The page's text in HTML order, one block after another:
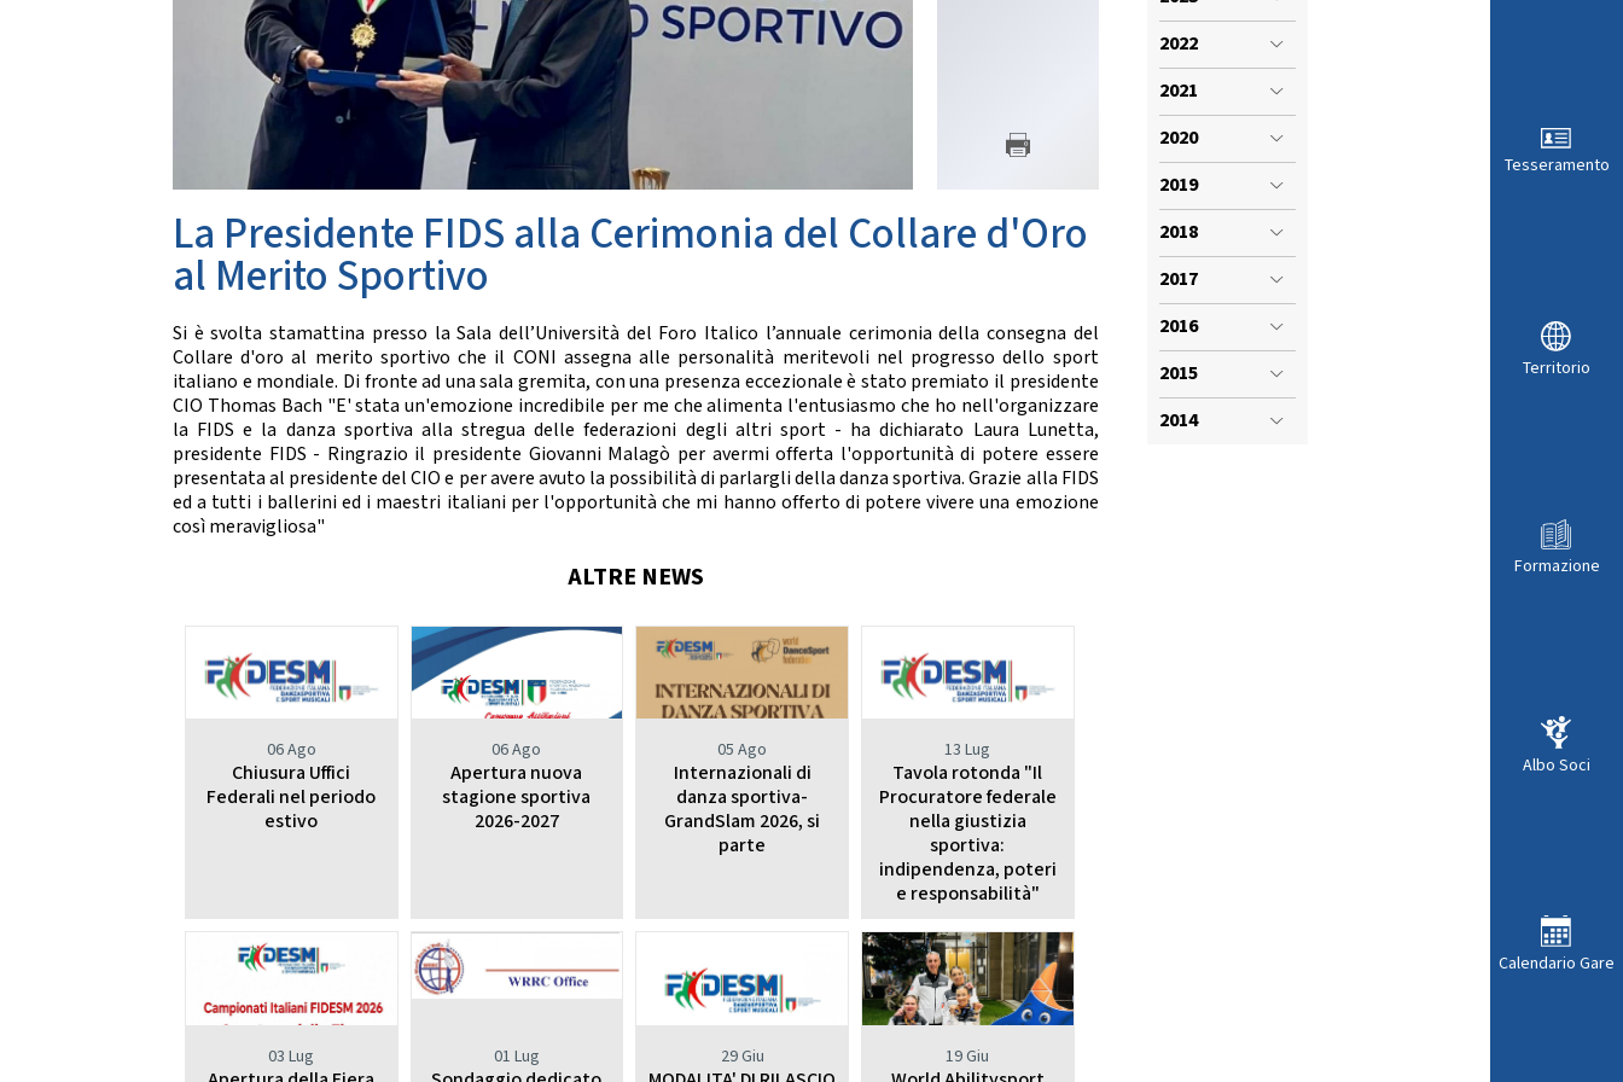
Tesseramento
Territorio
Formazione
Albo Soci
Calendario Gare
CARTE FEDERALI E REGOLAMENTI
Documenti Federali
Regolamento dell'attività sportiva
TRASPARENZA
Bandi di Gara
Bilanci
Riproduzione musicale Siae-Scf
Finanziamenti Credito Sportivo
Assicurazione
Visite Medico Sportive FMSI
Enti di Promozione
BENEMERENZE
GIUSTIZIA SPORTIVA
Componenti e recapiti
SAFEGUARDING
ASSEMBLEA NAZIONALE
Danze Orientali
Flamenco
Tap Dance
Country Western
Synchro Dance
Choreographic Dance
Show Freestyle
Liscio Unificato
Ballo da Sala
DANZE REGIONALI
Liscio Tradizionale
Folk Romagnolo
Modern Contemporary
Jazz Dance
Show Dance
STREET E POP DANCE
Hip Hop
SETTORE PARALIMPICO
SETTORE CHEERLEADING E
SETTORE TECNICO FEDERALE
Struttura Nazionale
SETTORE ARBITRALE
Struttura
Moduli e Manuali
ALBO TECNICI/UFFICIALI DI GARA
News
Albo Ufficiali di Gara
La Presidente FIDS alla Cerimonia del Collare d'Oro
al Merito Sportivo
Si è svolta stamattina presso la Sala dell’Università del Foro Italico l’annuale cerimonia della consegna del
Collare d'oro al merito sportivo che il CONI assegna alle personalità meritevoli nel progresso dello sport
italiano e mondiale. Di fronte ad una sala gremita, con una presenza eccezionale è stato premiato il presidente
CIO Thomas Bach "E' stata un'emozione incredibile per me che alimenta l'entusiasmo che ho nell'organizzare
la FIDS e la danza sportiva alla stregua delle federazioni degli altri sport - ha dichiarato Laura Lunetta,
presidente FIDS - Ringrazio il presidente Giovanni Malagò per avermi offerta l'opportunità di potere essere
presentata al presidente del CIO e per avere avuto la possibilità di parlargli della danza sportiva. Grazie alla FIDS
ed a tutti i ballerini ed i maestri italiani per l'opportunità che mi hanno offerto di potere vivere una emozione
così meravigliosa"
ALTRE NEWS
06 Ago
Chiusura Uffici
Federali nel periodo
estivo
06 Ago
Apertura nuova
stagione sportiva
2026-2027
05 Ago
Internazionali di
danza sportiva-
GrandSlam 2026, si
parte
13 Lug
Tavola rotonda "Il
Procuratore federale
nella giustizia
sportiva:
indipendenza, poteri
e responsabilità"
03 Lug 01 Lug 29 Giu 19 Giu
2022
2021
2020
2019
2018
2017
2016
2015
2014